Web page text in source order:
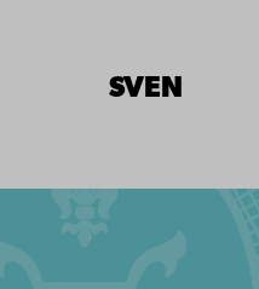
SV EN